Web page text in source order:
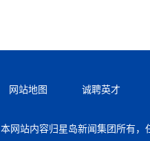
网站地图 诚聘英才
本网站内容归星岛新闻集团所有，